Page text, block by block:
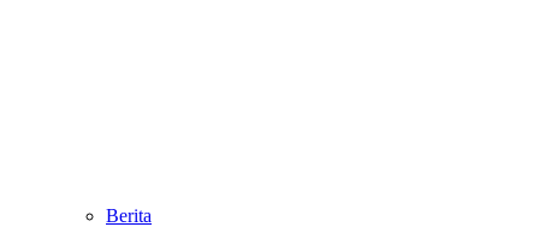
Berita